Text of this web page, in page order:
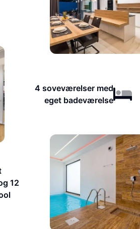
4 soveværelser med
eget badeværelse
12